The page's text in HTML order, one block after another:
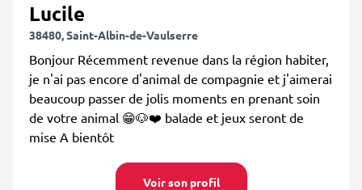
Lucile
38480, Saint-Albin-de-Vaulserre
Bonjour Récemment revenue dans la région habiter,
je n'ai pas encore d'animal de compagnie et j'aimerai
beaucoup passer de jolis moments en prenant soin
de votre animal 😁🐶❤️ balade et jeux seront de
mise A bientôt
Voir son profil